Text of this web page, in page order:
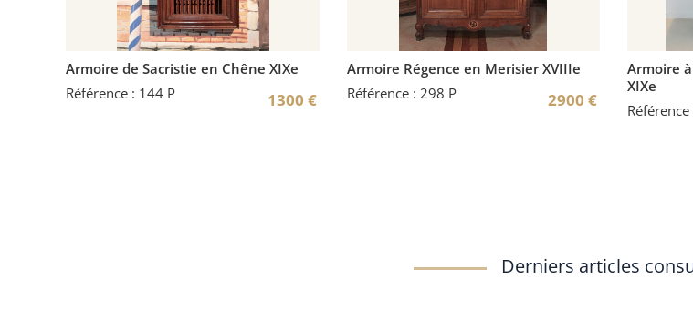
Armoire de Sacristie en Chêne XIXe
Référence : 144 P
1300 €
Armoire Régence en Merisier XVIIIe
Référence : 298 P
2900€
Armoire
XIXe
Derniers articles